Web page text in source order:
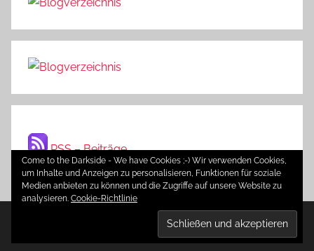
RSS – Beiträge
WordPress-Theme: Donovan von ThemeZee.
Come to the Darkside - We have Cookies ;-) Wir verwenden Cookies,
um Inhalte und Anzeigen zu personalisieren, Funktionen für soziale
Medien anbieten zu können und die Zugriffe auf unsere Website zu
analysieren. Cookie-Richtlinie